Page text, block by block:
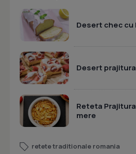
Desert chec cu
Desert
Reteta
mere
retete traditionale romania